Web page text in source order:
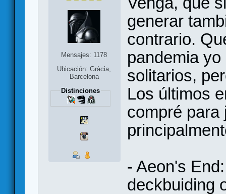
Mensajes: 1178
Ubicación: Gràcia,
Barcelona
Distinciones
generar
contrario.
pandemia
solitarios,
Los últimos
compré para
- Aeon's
deckbuiding